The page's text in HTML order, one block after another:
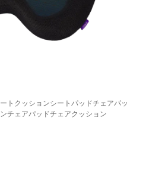
トクッションシートパッドチェアパッ
チェアパッドチェアクッション